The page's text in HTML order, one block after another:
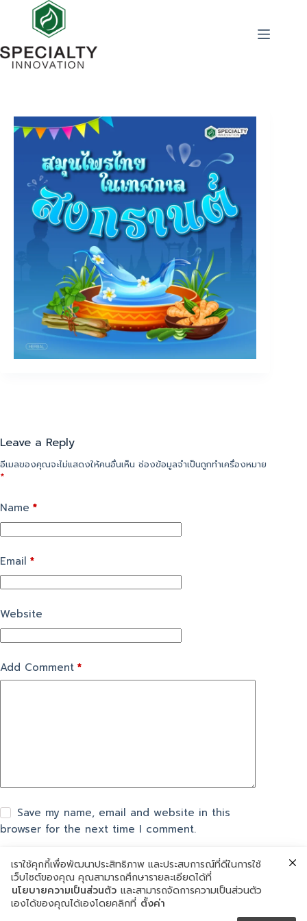
Leave a Reply
อีเมลของคุณจะไม่แสดงให้คนอื่นเห็น ช่องข้อมูลจำเป็นถูกทำเครื่องหมาย
*
Name *
Email *
Website
Add Comment *
Save my name, email and website in this
browser for the next time I comment.
แสดงความเห็น
เราใช้คุกกี้เพื่อพัฒนาประสิทธิภาพ และประสบการณ์ที่ดีในการใช้
เว็บไซต์ของคุณ คุณสามารถศึกษารายละเอียดได้ที่
นโยบายความเป็นส่วนตัว และสามารถจัดการความเป็นส่วนตัว
เองได้ของคุณได้เองโดยคลิกที่ ตั้งค่า